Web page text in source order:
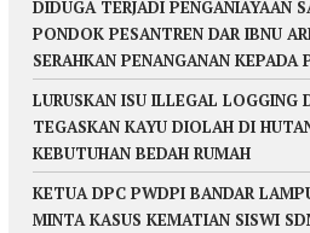
DIDUGA TERJADI PENGANIAYAAN
PONDOK PESANTREN DAR IBNU
SERAHKAN PENANGANAN KEPADA
LURUSKAN ISU ILLEGAL LOGGING
TEGASKAN KAYU DIOLAH DI
KEBUTUHAN BEDAH RUMAH
KETUA DPC PWDPI BANDAR
MINTA KASUS KEMATIAN SISWI